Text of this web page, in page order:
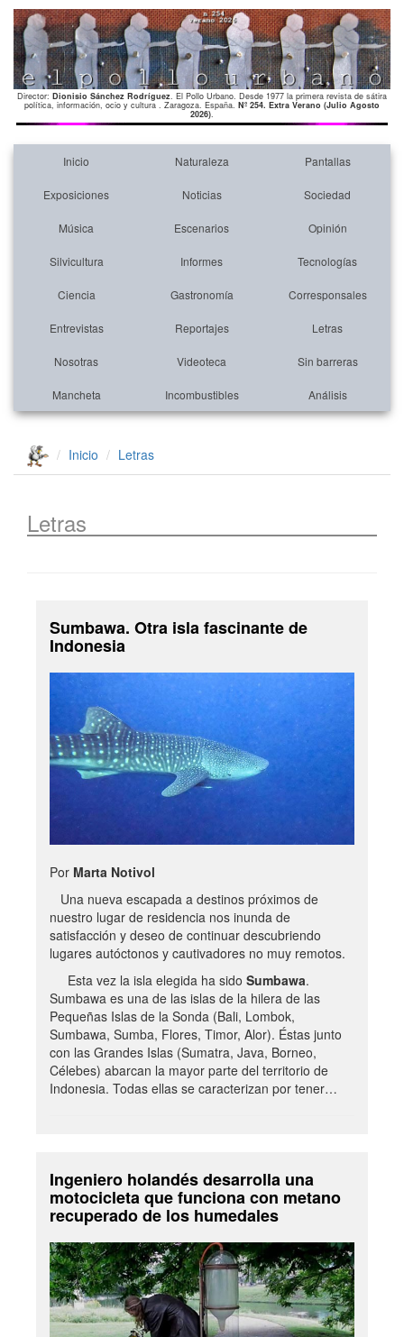
Director: Dionisio Sánchez Rodríguez. El Pollo Urbano. Desde 1977 la primera revista de sátira
política, información, ocio y cultura . Zaragoza. España. Nº 254. Extra Verano (Julio Agosto
2026).
Inicio Naturaleza Pantallas
Exposiciones Noticias Sociedad
Música Escenarios Opinión
Silvicultura Informes Tecnologías
Ciencia Gastronomía Corresponsales
Entrevistas Reportajes Letras
Nosotras Videoteca Sin barreras
Mancheta Incombustibles Análisis
Inicio Letras
Letras
Sumbawa. Otra isla fascinante de
Indonesia
Por Marta Notivol
Una nueva escapada a destinos próximos de
nuestro lugar de residencia nos inunda de
satisfacción y deseo de continuar descubriendo
lugares autóctonos y cautivadores no muy remotos.
Esta vez la isla elegida ha sido Sumbawa.
Sumbawa es una de las islas de la hilera de las
Pequeñas Islas de la Sonda (Bali, Lombok,
Sumbawa, Sumba, Flores, Timor, Alor). Éstas junto
con las Grandes Islas (Sumatra, Java, Borneo,
Célebes) abarcan la mayor parte del territorio de
Indonesia. Todas ellas se caracterizan por tener…
Ingeniero holandés desarrolla una
motocicleta que funciona con metano
recuperado de los humedales